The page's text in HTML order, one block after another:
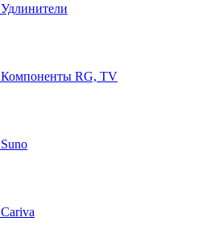
Удлинители
Компоненты RG, TV
Suno
Cariva